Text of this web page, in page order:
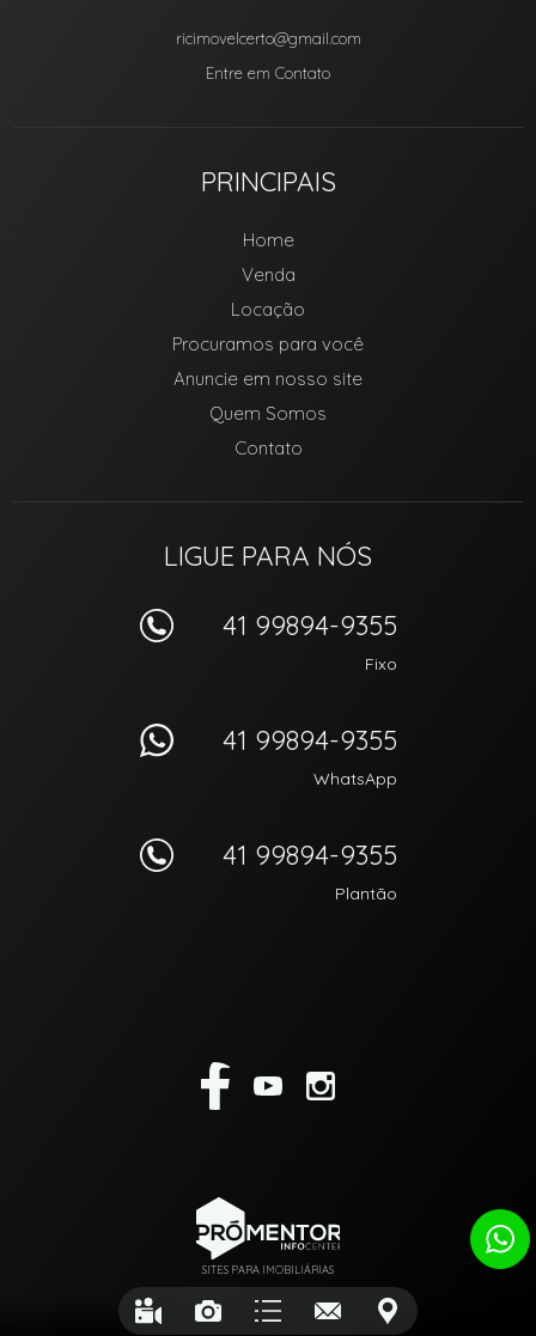
ricimovelcerto@gmail.com
Entre em Contato
PRINCIPAIS
Home
Venda
Locação
Procuramos para você
Anuncie em nosso site
Quem Somos
Contato
LIGUE PARA NÓS
41 99894-9355
Fixo
41 99894-9355
WhatsApp
41 99894-9355
Plantão
SITES PARA IMOBILIÁRIAS